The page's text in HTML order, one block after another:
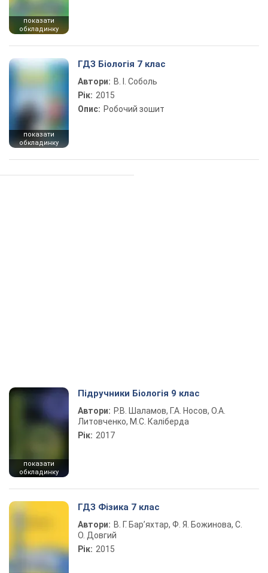
показати
обкладинку
показати
обкладинку
ГДЗ Біологія 7 клас
Автори: В. І. Соболь
Рік: 2015
Опис: Робочий зошит
показати
обкладинку
Підручники Біологія 9 клас
Автори: Р.В. Шаламов, Г.А. Носов, О.А.
Литовченко, М.С. Каліберда
Рік: 2017
ГДЗ Фізика 7 клас
Автори: В. Г. Бар’яхтар, Ф. Я. Божинова, С.
О. Довгий
Рік: 2015